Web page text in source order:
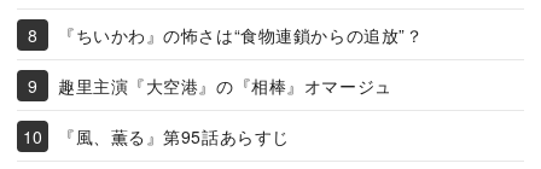
『ちいかわ』の怖さは“食物連鎖からの追放”？
趣里主演『大空港』の『相棒』オマージュ
『風、薫る』第95話あらすじ